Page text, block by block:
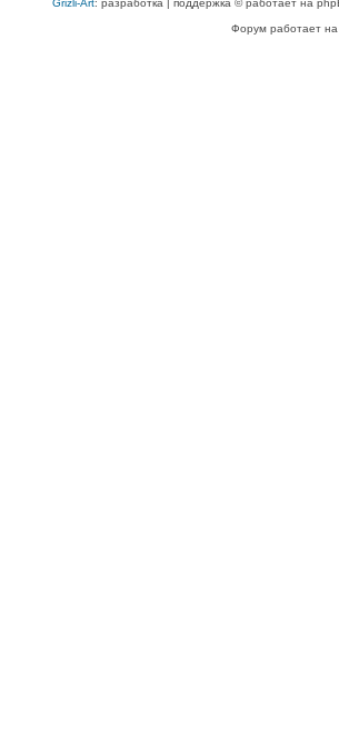
Grizli-Art: разработка | поддержка © работает на
Форум работает